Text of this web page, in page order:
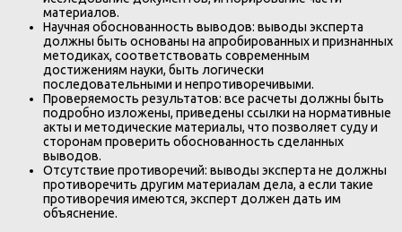
материалов.
Научная обоснованность выводов: выводы эксперта
должны быть основаны на апробированных и признанных
методиках, соответствовать современным
достижениям науки, быть логически
последовательными и непротиворечивыми.
Проверяемость результатов: все расчеты должны быть
подробно изложены, приведены ссылки на нормативные
акты и методические материалы, что позволяет суду и
сторонам проверить обоснованность сделанных
выводов.
Отсутствие противоречий: выводы эксперта не должны
противоречить другим материалам дела, а если такие
противоречия имеются, эксперт должен дать им
объяснение.